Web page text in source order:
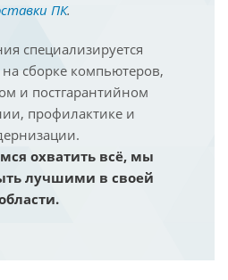
ПК.
специализируется
сборке компьютеров,
и постгарантийном
профилактике и
охватить всё, мы
лучшими в своей